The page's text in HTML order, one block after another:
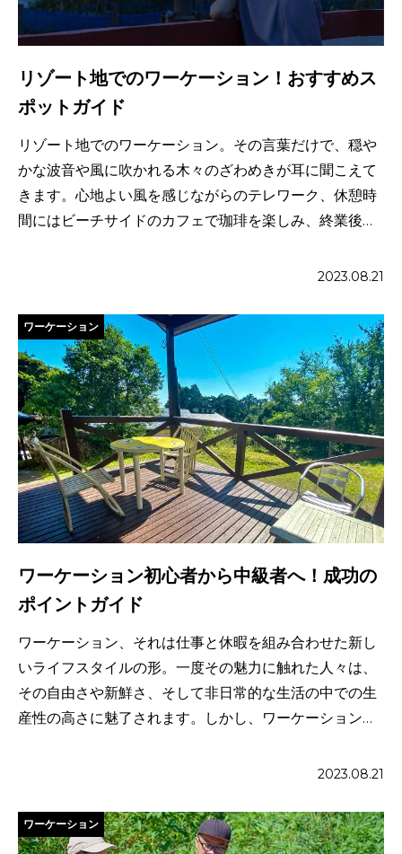
リゾート地でのワーケーション！おすすめス
ポットガイド
リゾート地でのワーケーション。その言葉だけで、穏や
かな波音や風に吹かれる木々のざわめきが耳に聞こえて
きます。心地よい風を感じながらのテレワーク、休憩時
間にはビーチサイドのカフェで珈琲を楽しみ、終業後は
2023.08.21
ワーケーション
ワーケーション初心者から中級者へ！成功の
ポイントガイド
ワーケーション、それは仕事と休暇を組み合わせた新し
いライフスタイルの形。一度その魅力に触れた人々は、
その自由さや新鮮さ、そして非日常的な生活の中での生
産性の高さに魅了されます。しかし、ワーケーションを
2023.08.21
ワーケーション